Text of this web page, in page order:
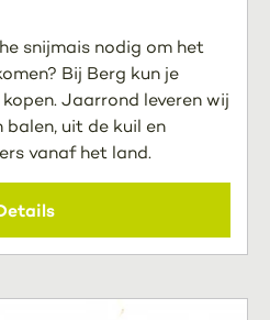
snijmais nodig om het
Bij Berg kun je
Jaarrond leveren wij
balen, uit de kuil en
vanaf het land.